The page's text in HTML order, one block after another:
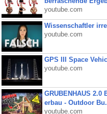
youtube.com
Wissenschaftler
youtube.com
GPS III Space
youtube.com
GRUBENHAUS 2.0
erbau - Outdoor
youtube.com